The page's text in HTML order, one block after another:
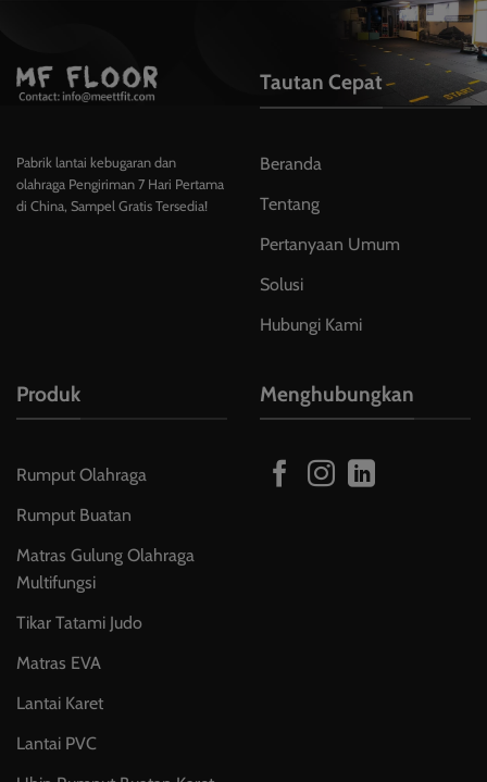
Pabrik lantai kebugaran dan
olahraga Pengiriman 7 Hari Pertama
di China, Sampel Gratis Tersedia!
Tautan Cepat
Beranda
Tentang
Pertanyaan Umum
Solusi
Hubungi Kami
Produk
Rumput Olahraga
Rumput Buatan
Matras Gulung Olahraga
Multifungsi
Tikar Tatami Judo
Matras EVA
Lantai Karet
Lantai PVC
Menghubungkan